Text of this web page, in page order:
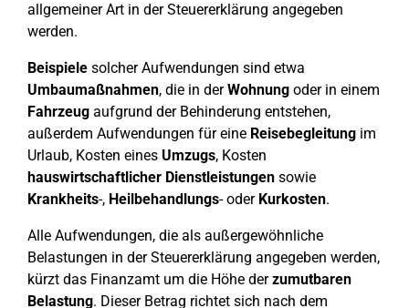
allgemeiner Art in der Steuererklärung angegeben
werden.
Beispiele solcher Aufwendungen sind etwa
Umbaumaßnahmen, die in derWohnung oder in einem
Fahrzeug aufgrund der Behinderung entstehen,
außerdem Aufwendungen für eine Reisebegleitung im
Urlaub, Kosten eines Umzugs, Kosten
hauswirtschaftlicher Dienstleistungen sowie
Krankheits-, Heilbehandlungs- oder Kurkosten.
Alle Aufwendungen, die als außergewöhnliche
Belastungen in der Steuererklärung angegeben werden,
kürzt das Finanzamt um die Höhe derzumutbaren
Belastung. Dieser Betrag richtet sich nach dem